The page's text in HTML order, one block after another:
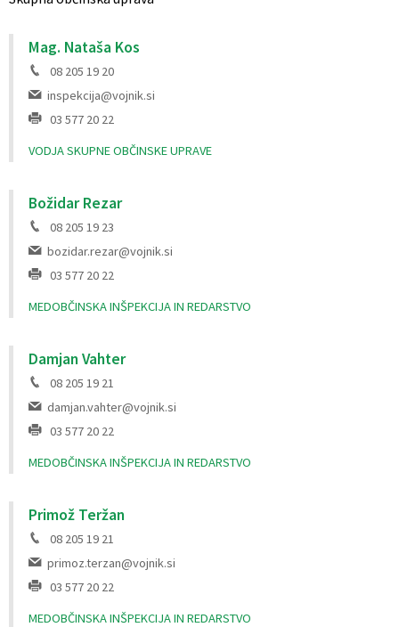
Mag. Nataša Kos
08 205 19 20
inspekcija@vojnik.si
03 577 20 22
VODJA SKUPNE OBČINSKE UPRAVE
Božidar Rezar
08 205 19 23
bozidar.rezar@vojnik.si
03 577 20 22
MEDOBČINSKA INŠPEKCIJA IN REDARSTVO
Damjan Vahter
08 205 19 21
damjan.vahter@vojnik.si
03 577 20 22
MEDOBČINSKA INŠPEKCIJA IN REDARSTVO
Primož Teržan
08 205 19 21
primoz.terzan@vojnik.si
03 577 20 22
MEDOBČINSKA INŠPEKCIJA IN REDARSTVO